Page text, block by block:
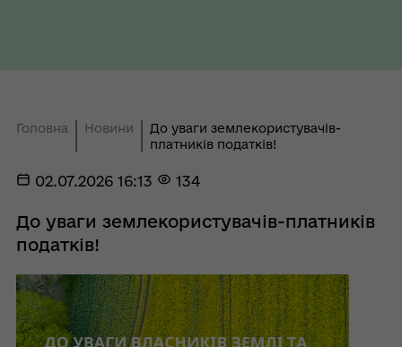
Головна Новини
До уваги землекористувачів-
платників податків!
02.07.2026 16:13 134
До уваги землекористувачів-платників
податків!